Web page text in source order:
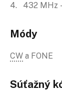
4. 432 MHz
Módy
CW a FONE
Súťažný